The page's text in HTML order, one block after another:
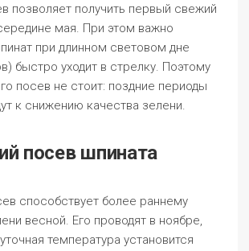
позволяет получить первый свежий
мая. При этом важно
при длинном световом дне
быстро уходит в стрелку. Поэтому
посев не стоит: поздние периоды
к снижению качества зелени.
посев шпината
способствует более раннему
весной. Его проводят в ноябре,
температура установится